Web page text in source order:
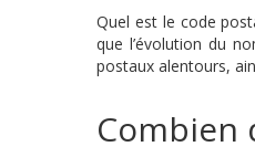
Quel est le code
que l’évolution du
postaux alentours,
Combien